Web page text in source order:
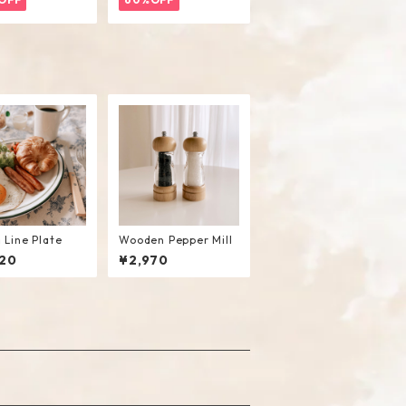
Line Plate Wooden Pepper Mill
¥2,970